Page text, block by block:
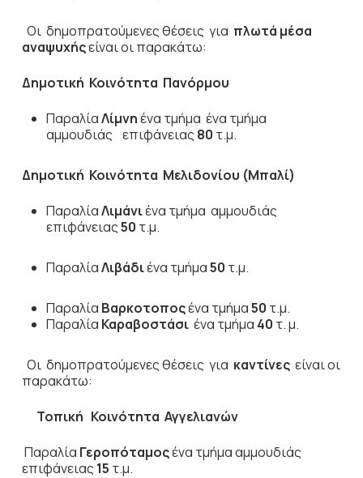
Οι δημοπρατούμενες θέσεις για πλωτά μέσα
αναψυχήςείναι οι παρακάτω:
Δημοτική Κοινότητα Πανόρμου
ΠαραλίαΛίμνηένα τμήμα ένα τμήμα
αμμουδιάς επιφάνειας 80 τ.μ.
Δημοτική Κοινότητα Μελιδονίου (Μπαλί)
ΠαραλίαΛιμάνιένα τμήμα αμμουδιάς
επιφάνειας50 τ.μ.
ΠαραλίαΛιβάδιένα τμήμα50 τ.μ.
Παραλία Βαρκοτοποςένα τμήμα50 τ.μ.
Παραλία Καραβοστάσιένα τμήμα 40 τ. μ.
Οι δημοπρατούμενες θέσεις για καντίνες είναι οι
παρακάτω:
Τοπική Κοινότητα Αγγελιανών
Παραλία Γεροπόταμοςένα τμήμα αμμουδιάς
επιφάνειας 15 τ.μ.